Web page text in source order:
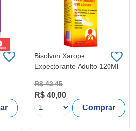
Bisolvon Xarope
Expectorante Adulto 120Ml
R$ 42,45
R$ 40,00
Comprar